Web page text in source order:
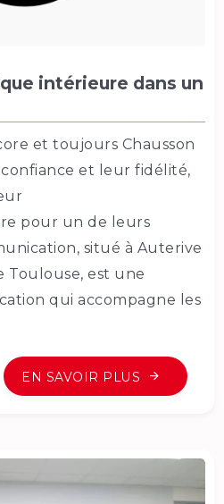
intérieure dans un
et toujours Chausson
et leur fidélité,
pour un de leurs
situé à Auterive
Toulouse, est une
qui accompagne les
EN SAVOIR PLUS